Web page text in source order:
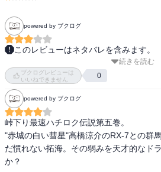
powered by ブクログ
このレビューはネタバレを含みます。
普段から飲み込みが早いだけに
慎吾とのバトルで悪い癖が修正される結果
拓海の成長物語が始まっていくところが好
涼介も拓海も互いの走りをリスペクトして
それぞれ本気なところも良い。
自分が秋名に慣れているから速いだけで
涼介たちはどこへ行っても速い。
そこに思い至るようになったのも、イツ
『成長』のひとつだ。
続きを読む
ブクログレビューは
いいねできません
0
powered by ブクログ
峠下り最速ハチロク伝説第五巻。
"赤城の白い彗星"高橋涼介のRX-7との群
だ慣れない拓海。その弱みを天才的なド
か？